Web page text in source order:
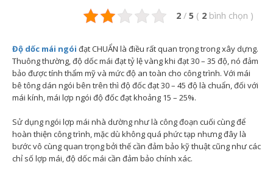
2 / 5 ( 2 bình chọn )
Độ dốc mái ngói đạt CHUẨN là điều rất quan trọng trong xây dựng.
Thuông thường, độ dốc mái đạt tỷ lệ vàng khi đạt 30 – 35 độ, nó đảm
bảo được tính thẩm mỹ và mức độ an toàn cho công trình. Với mái
bê tông dán ngói bên trên thì độ đốc đạt 30 – 45 độ là chuẩn, đối với
mái kính, mái lợp ngói độ đốc đạt khoảng 15 – 25%.
Sử dụng ngói lợp mái nhà dường như là công đoạn cuối cùng để
hoàn thiện công trình, mặc dù không quá phức tạp nhưng đây là
bước vô cùng quan trọng bởi thế cần đảm bảo kỹ thuật cũng như các
chỉ số lợp mái, độ dốc mái cần đảm bảo chính xác.